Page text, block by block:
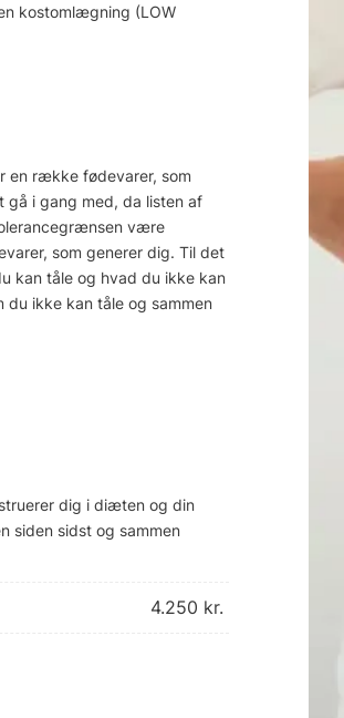
kostomlægning (LOW
en række fødevarer, som
gå i gang med, da listen af
være
som generer dig. Til det
kan tåle og hvad du ikke kan
ikke kan tåle og sammen
dig i diæten og din
siden sidst og sammen
4.250 kr.